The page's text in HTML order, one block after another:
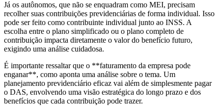
Já os autônomos, que não se enquadram como MEI, precisam
recolher suas contribuições previdenciárias de forma individual. Isso
pode ser feito como contribuinte individual junto ao INSS. A
escolha entre o plano simplificado ou o plano completo de
contribuição impacta diretamente o valor do benefício futuro,
exigindo uma análise cuidadosa.
É importante ressaltar que o **faturamento da empresa pode
enganar**, como aponta uma análise sobre o tema. Um
planejamento previdenciário eficaz vai além de simplesmente pagar
o DAS, envolvendo uma visão estratégica do longo prazo e dos
benefícios que cada contribuição pode trazer.